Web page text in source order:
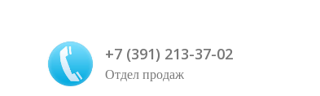
+7 (391) 213-37-02
Отдел продаж